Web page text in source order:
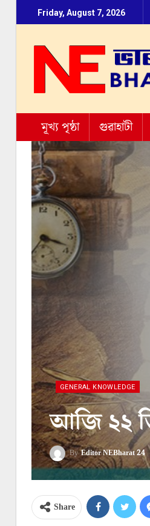
Friday, August 7, 2026
মূখ্য পৃষ্ঠা গুৱাহাটী
GENERAL KNOWLEDGE
আজি ২২
ByEditor NEBharat 24
Share